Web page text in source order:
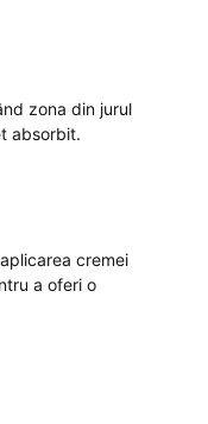
zona din jurul
absorbit.
cremei
a oferi o